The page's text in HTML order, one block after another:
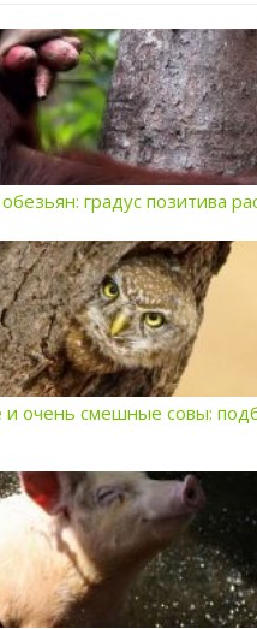
градус позитива
и очень смешные совы: